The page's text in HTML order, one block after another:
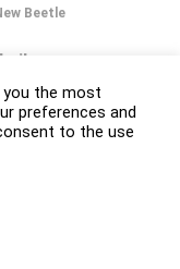
Beetle
you the most
preferences and
to the use